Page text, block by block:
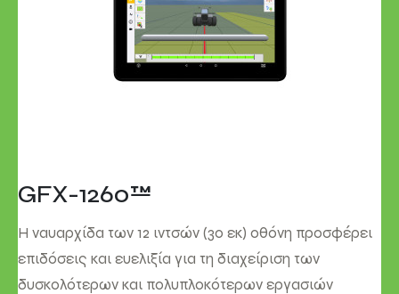
GFX-1260™
Η ναυαρχίδα των 12 ιντσών (30 εκ) οθόνη προσφέρει
επιδόσεις και ευελιξία για τη διαχείριση των
δυσκολότερων και πολυπλοκότερων εργασιών